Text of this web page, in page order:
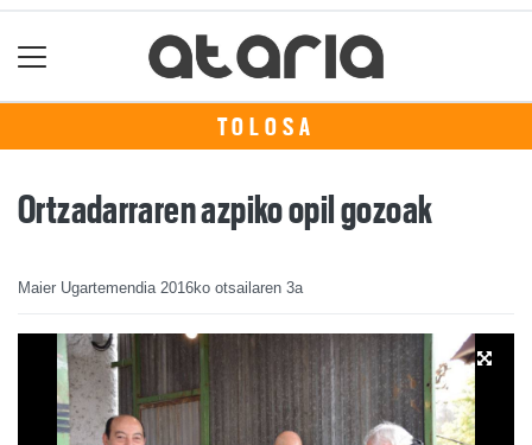
TOLOSA
Ortzadarraren azpiko opil gozoak
Maier Ugartemendia 2016ko otsailaren 3a